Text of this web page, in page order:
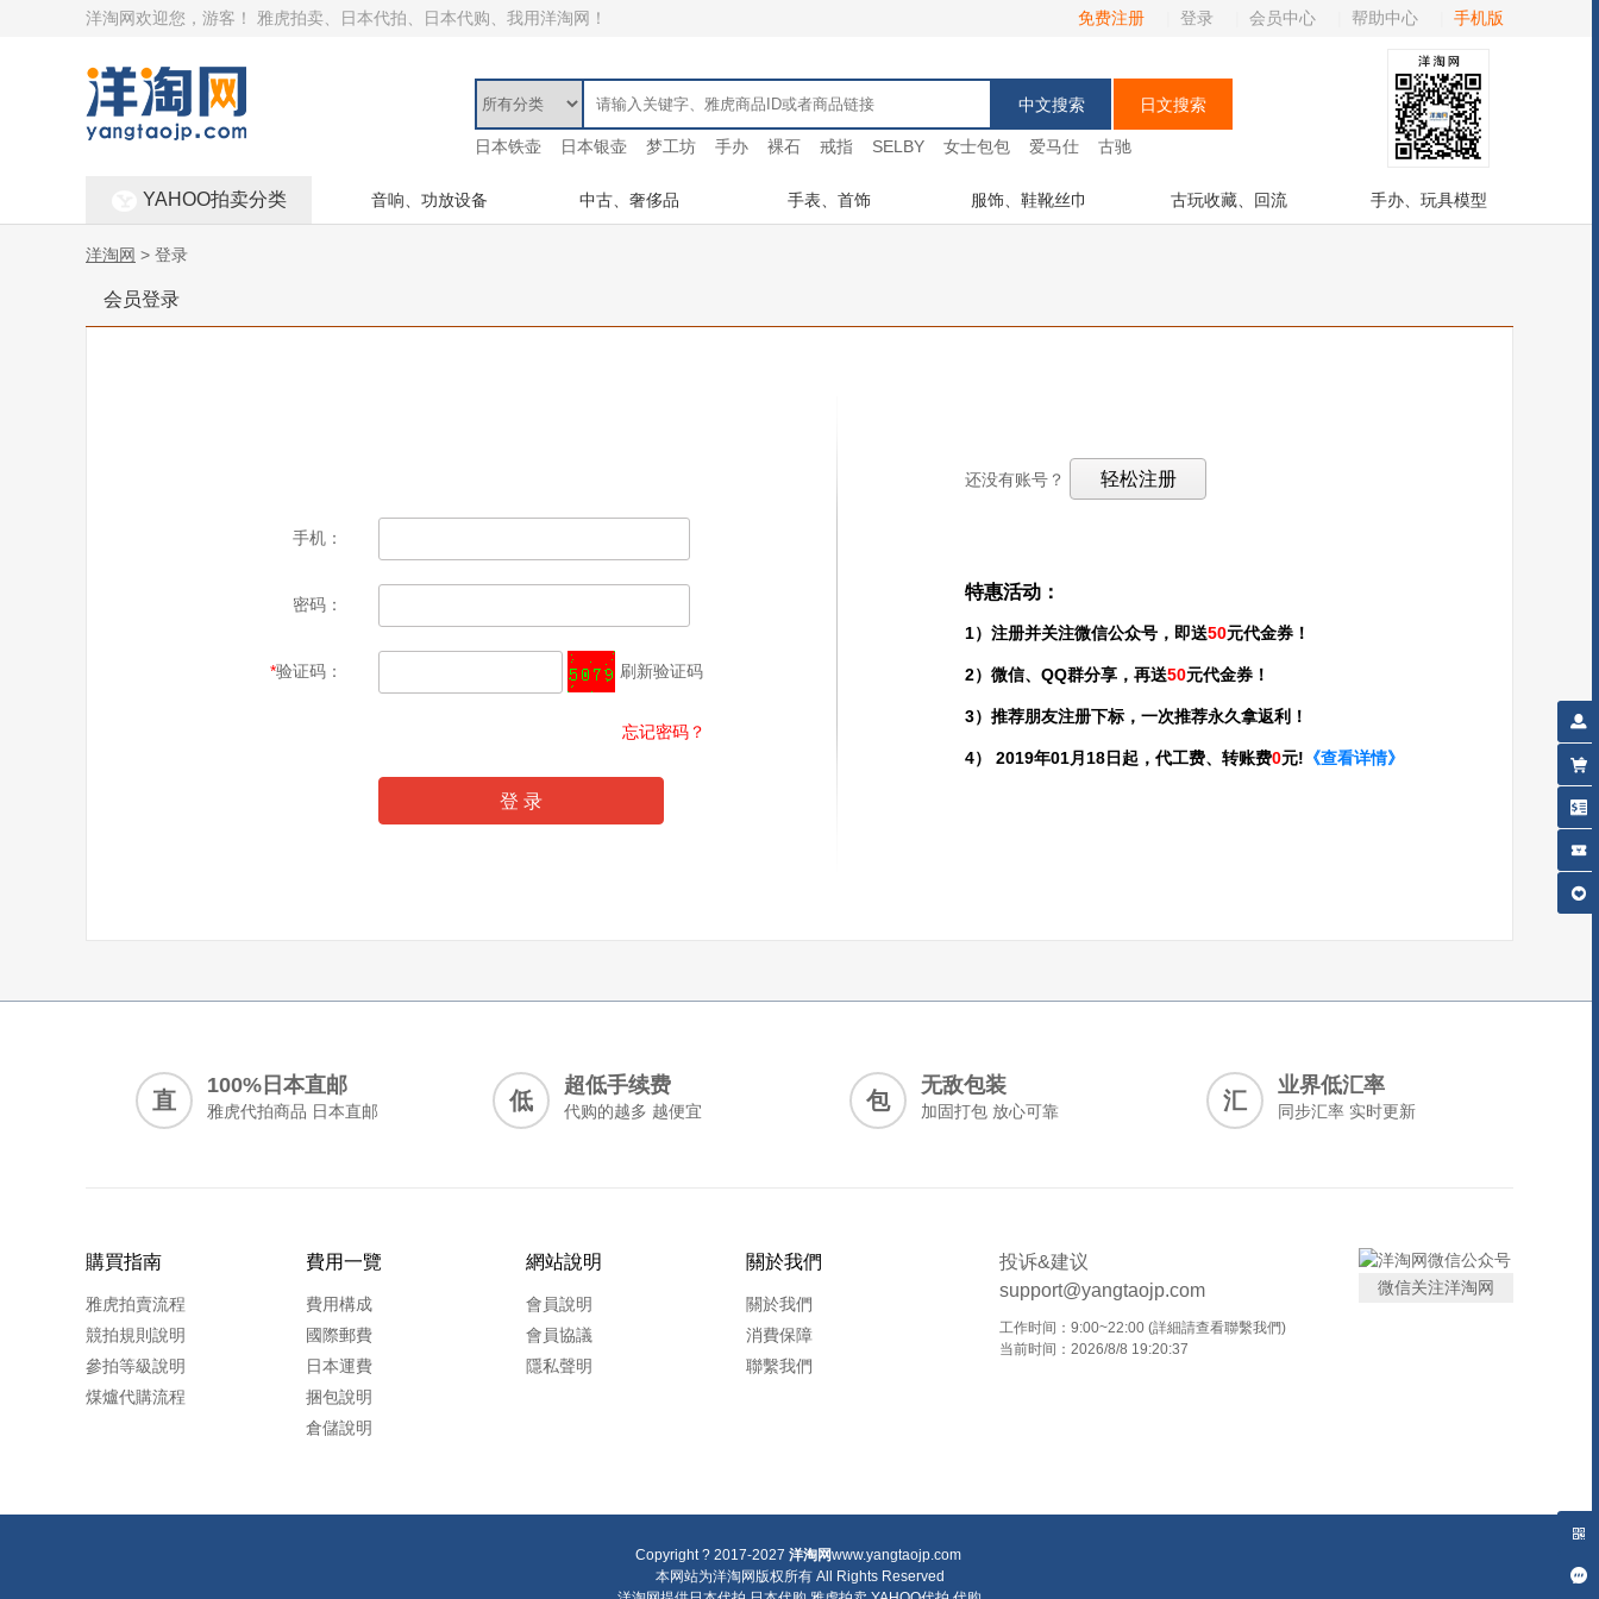
洋淘网欢迎您，游客！ 雅虎拍卖、日本代拍、日本代购、我用洋淘网！ 免费注册 登录 会员中心 帮助中心 手机版
日本铁壶 日本银壶 梦工坊 手办 裸石 戒指 SELBY 女士包包 爱马仕 古驰
YAHOO拍卖分类 音响、功放设备 中古、奢侈品 手表、首饰 服饰、鞋靴丝巾 古玩收藏、回流 手办、玩具模型
洋淘网 > 登录
会员登录
手机：
密码：
*验证码： 刷新验证码
忘记密码？
还没有账号？
特惠活动：
1）注册并关注微信公众号，即送50元代金券！
2）微信、QQ群分享，再送50元代金券！
3）推荐朋友注册下标，一次推荐永久拿返利！
4） 2019年01月18日起，代工费、转账费0元! 《查看详情》
直
100%日本直邮
雅虎代拍商品 日本直邮 低
超低手续费
代购的越多 越便宜 包
无敌包装
加固打包 放心可靠 汇
业界低汇率
同步汇率 实时更新
購買指南
雅虎拍賣流程
競拍規則說明
參拍等級說明
煤爐代購流程
費用一覽
費用構成
國際郵費
日本運費
捆包說明
倉儲說明
網站說明
會員說明
會員協議
隱私聲明
關於我們
關於我們
消費保障
聯繫我們
微信关注洋淘网
投诉&建议
support@yangtaojp.com
工作时间：9:00~22:00 (詳細請查看聯繫我們)
当前时间：2026/8/8 19:20:37
Copyright ? 2017-2027 洋淘网www.yangtaojp.com
本网站为洋淘网版权所有 All Rights Reserved